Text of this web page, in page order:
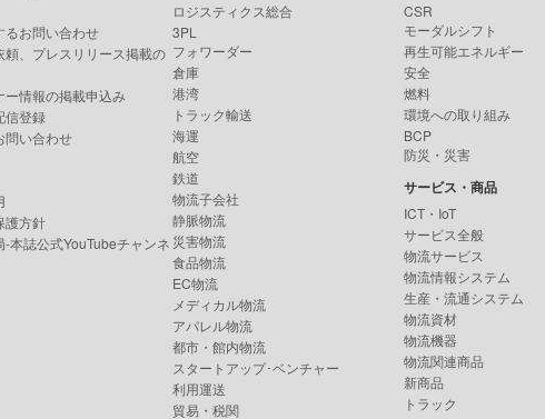
るお問い合わせ
頼、プレスリリース掲載の
ー情報の掲載申込み
信登録
問い合わせ
護方針
-本誌公式YouTubeチャンネ
ロジスティクス総合
3PL
フォワーダー
倉庫
港湾
トラック輸送
海運
航空
鉄道
物流子会社
静脈物流
災害物流
食品物流
EC物流
メディカル物流
アパレル物流
都市・館内物流
スタートアップ･ベンチャー
利用運送
貿易・税関
CSR
モーダルシフト
再生可能エネルギー
安全
燃料
環境への取り組み
BCP
防災・災害
サービス・商品
ICT・IoT
サービス全般
物流サービス
物流情報システム
生産・流通システム
物流資材
物流機器
物流関連商品
新商品
トラック